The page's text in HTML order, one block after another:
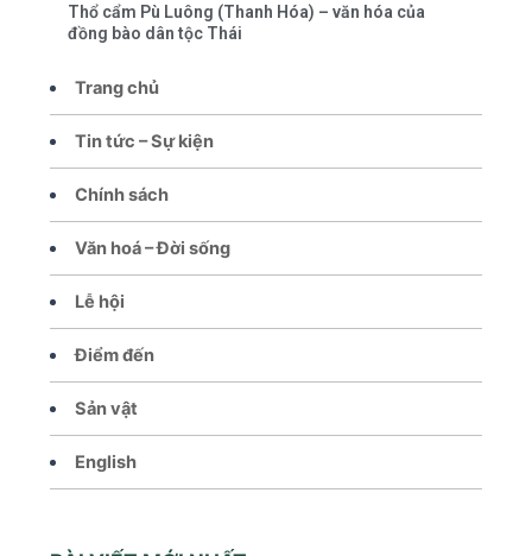
Trang chủ
Tin tức – Sự kiện
Chính sách
Văn hoá – Đời sống
Lễ hội
Điểm đến
Sản vật
English
Thổ cẩm Pù Luông (Thanh Hóa) – văn hóa của
đồng bào dân tộc Thái